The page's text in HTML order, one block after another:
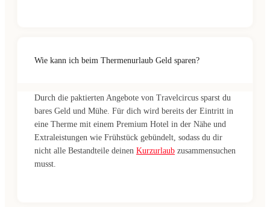
Wie kann ich beim Thermenurlaub Geld sparen?
Durch die paktierten Angebote von Travelcircus sparst du
bares Geld und Mühe. Für dich wird bereits der Eintritt in
eine Therme mit einem Premium Hotel in der Nähe und
Extraleistungen wie Frühstück gebündelt, sodass du dir
nicht alle Bestandteile deinen Kurzurlaub zusammensuchen
musst.